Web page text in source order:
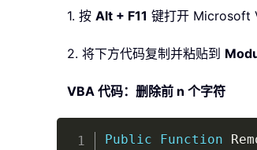
1. 按 Alt + F11 键打开 Microsoft
2. 将下方代码复制并粘贴到
VBA 代码：删除前 n 个字符
Public Function